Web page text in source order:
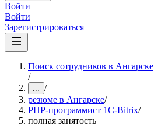
Войти
Войти
Зарегистрироваться
Поиск сотрудников в Ангарске
/
... /
резюме в Ангарске/
PHP-программист 1C-Bitrix/
полная занятость